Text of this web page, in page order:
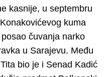
kasnije, u septembru
kuma
čuvanja narko
u Sarajevu. Među
bio je i Senad Kadić